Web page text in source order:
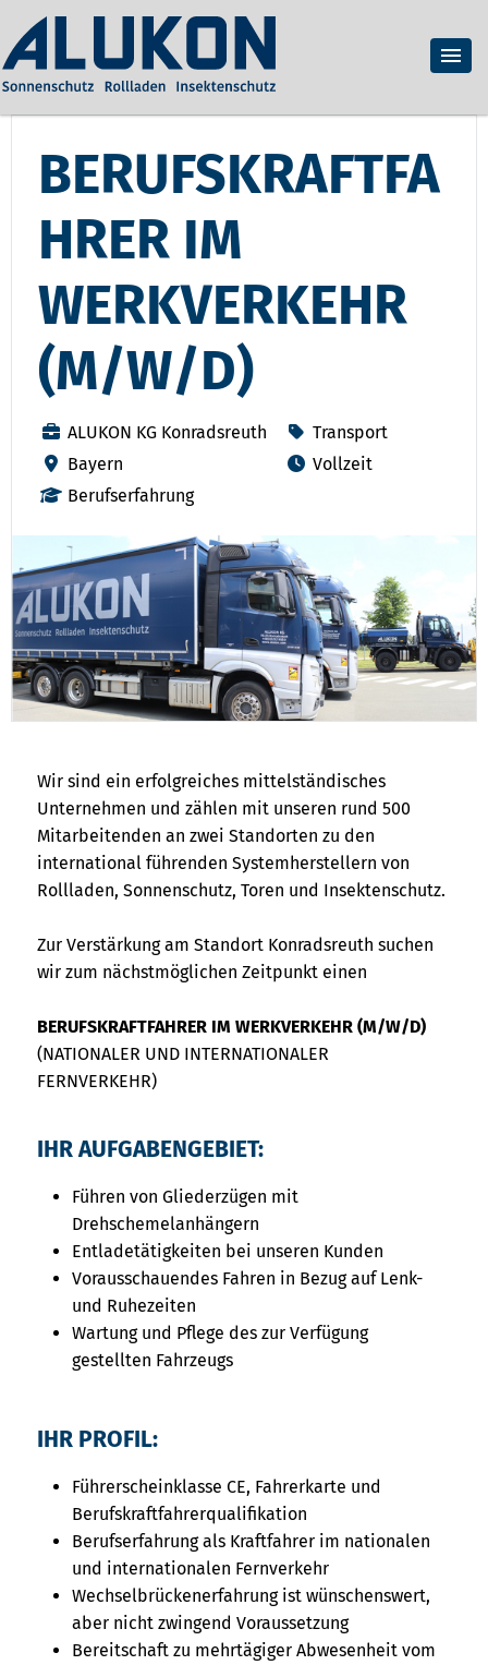
BERUFSKRAFTFA
HRER IM
WERKVERKEHR
(M/W/D)
ALUKON KG Konradsreuth
Bayern
Berufserfahrung
Transport
Vollzeit
Wir sind ein erfolgreiches mittelständisches
Unternehmen und zählen mit unseren rund 500
Mitarbeitenden an zwei Standorten zu den
international führenden Systemherstellern von
Rollladen, Sonnenschutz, Toren und Insektenschutz.
Zur Verstärkung am Standort Konradsreuth suchen
wir zum nächstmöglichen Zeitpunkt einen
BERUFSKRAFTFAHRER IM WERKVERKEHR (M/W/D)
(NATIONALER UND INTERNATIONALER
FERNVERKEHR)
IHR AUFGABENGEBIET:
Führen von Gliederzügen mit
Drehschemelanhängern
Entladetätigkeiten bei unseren Kunden
Vorausschauendes Fahren in Bezug auf Lenk-
und Ruhezeiten
Wartung und Pflege des zur Verfügung
gestellten Fahrzeugs
IHR PROFIL:
Führerscheinklasse CE, Fahrerkarte und
Berufskraftfahrerqualifikation
Berufserfahrung als Kraftfahrer im nationalen
und internationalen Fernverkehr
Wechselbrückenerfahrung ist wünschenswert,
aber nicht zwingend Voraussetzung
Bereitschaft zu mehrtägiger Abwesenheit vom